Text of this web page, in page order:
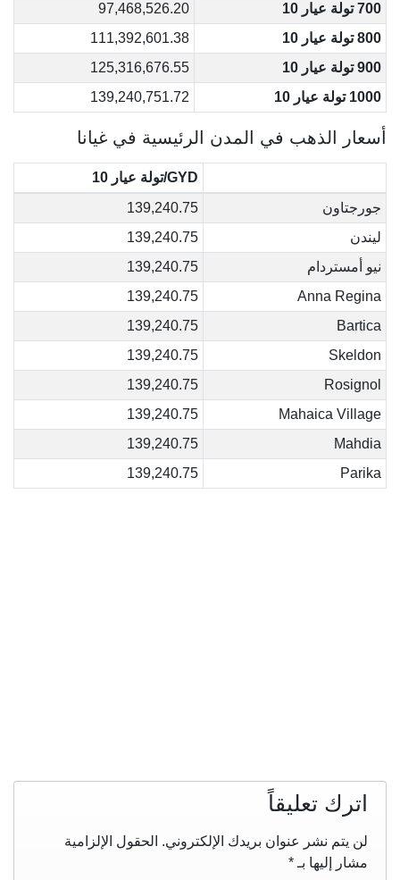
700 تولة عيار 10
97,468,526.20
800 تولة عيار 10
111,392,601.38
900 تولة عيار 10
125,316,676.55
1000 تولة عيار 10
139,240,751.72
أسعار الذهب في المدن الرئيسية في غيانا
GYD/تولة عيار 10
جورجتاون
139,240.75
ليندن
139,240.75
نيو أمستردام
139,240.75
Anna Regina
139,240.75
Bartica
139,240.75
Skeldon
139,240.75
Rosignol
139,240.75
Mahaica Village
139,240.75
Mahdia
139,240.75
Parika
139,240.75
اترك تعليقاً
لن يتم نشر عنوان بريدك الإلكتروني. الحقول الإلزامية
مشار إليها بـ *